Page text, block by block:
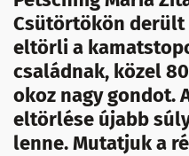
Csütörtökön derült
eltörli a
családnak, közel
okoz nagy gondot.
eltörlése újabb
lenne. Mutatjuk a